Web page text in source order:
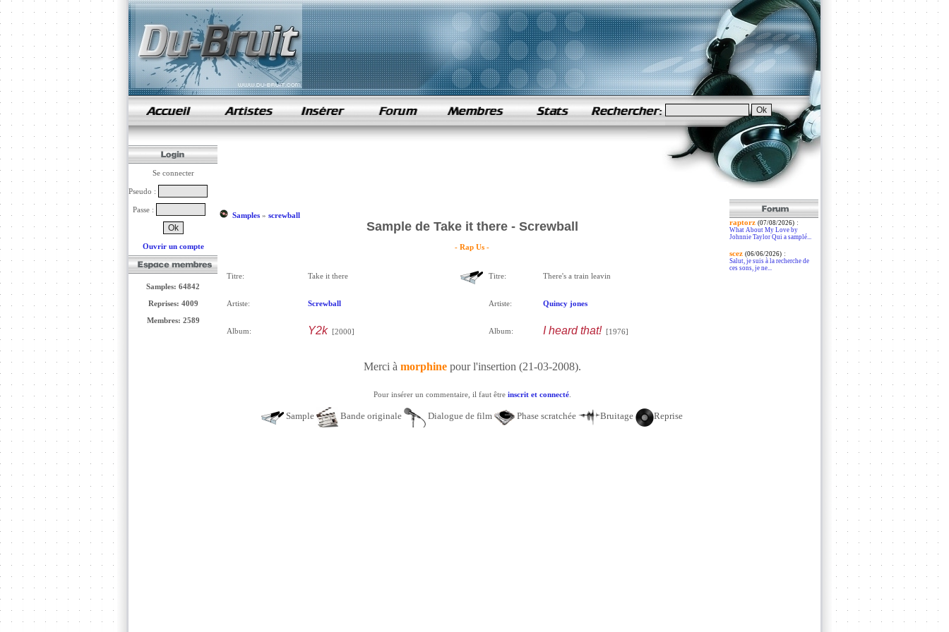
samples de rap
Se connecter
Pseudo :
Passe :
Ouvrir un compte
Samples: 64842
Reprises: 4009
Membres: 2589
Samples» screwball
Sample de Take it there - Screwball
- Rap Us -
Titre: Take it there
Artiste: Screwball
Album: Y2k[2000]
Titre: There's a train leavin
Artiste: Quincy jones
Album: I heard that![1976]
Merci à morphinepour l'insertion (21-03-2008).
Pour insérer un commentaire, il faut être inscrit et connecté.
Sample Bande originale Dialogue de film Phase scratchée Bruitage Reprise
raptorz (07/08/2026):
What About My Love by
Johnnie Taylor Qui a samplé...
scez (06/06/2026):
Salut, je suis à la recherche de
ces sons, je ne...